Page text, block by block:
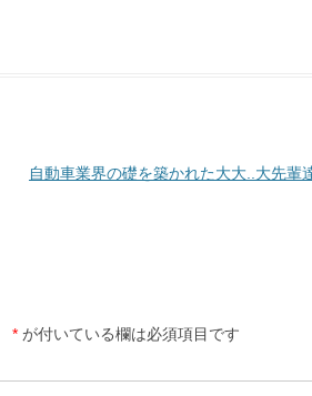
自動車業界の礎を築かれた大大..大先輩
* が付いている欄は必須項目です